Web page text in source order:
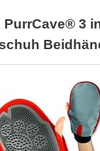
3